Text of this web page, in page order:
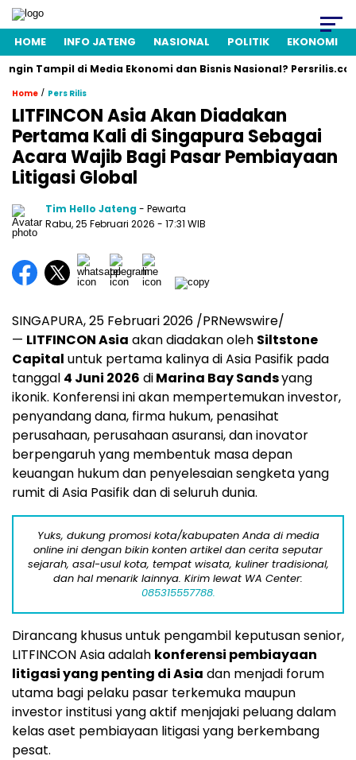
HOME INFO JATENG NASIONAL POLITIK EKONOMI
di Media Ekonomi dan Bisnis Nasional? Persrilis.com Siap
Home / Pers Rilis
LITFINCON Asia Akan Diadakan
Pertama Kali di Singapura Sebagai
Acara Wajib Bagi Pasar Pembiayaan
Litigasi Global
Tim Hello Jateng- Pewarta
Rabu, 25 Februari 2026 - 17:31 WIB
SINGAPURA,25 Februari 2026 /PRNewswire/
— LITFINCON Asia akan diadakan oleh Siltstone
Capital untuk pertama kalinya di Asia Pasifik pada
tanggal 4 Juni 2026 diMarina Bay Sandsyang
ikonik. Konferensi ini akan mempertemukan investor,
penyandang dana, firma hukum, penasihat
perusahaan, perusahaan asuransi, dan inovator
berpengaruh yang membentuk masa depan
keuangan hukum dan penyelesaian sengketa yang
rumit di Asia Pasifik dan di seluruh dunia.
Yuks, dukung promosi kota/kabupaten Anda di media
online ini dengan bikin konten artikel dan cerita seputar
sejarah, asal-usul kota, tempat wisata, kuliner tradisional,
dan hal menarik lainnya. Kirim lewat WA Center:
085315557788.
Dirancang khusus untuk pengambil keputusan senior,
LITFINCON Asia adalah konferensi pembiayaan
litigasi yang penting di Asia dan menjadi forum
utama bagi pelaku pasar terkemuka maupun
investor institusi yang aktif menjajaki peluang dalam
kelas aset pembiayaan litigasi yang berkembang
pesat.